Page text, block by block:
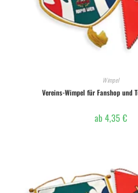
Wimpel
Vereins-Wimpel für Fanshop und
ab4,35 €